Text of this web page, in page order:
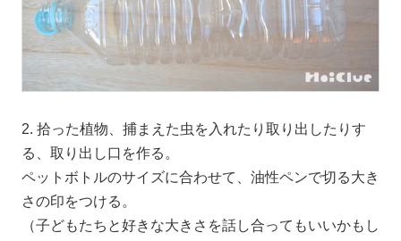
2. 拾った植物、捕まえた虫を入れたり取り出したりす
る、取り出し口を作る。
ペットボトルのサイズに合わせて、油性ペンで切る大き
さの印をつける。
（子どもたちと好きな大きさを話し合ってもいいかもし